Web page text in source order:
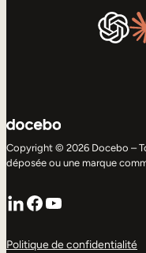
Copyright © 2026 Docebo –
déposée ou une marque
LinkedIn
Facebook
YouTube
Politique de confidentialité